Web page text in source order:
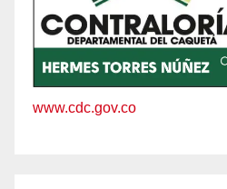
www.cdc.gov.co